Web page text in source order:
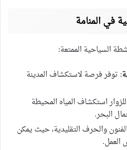
في المنامة
السياحية الممتعة:
: توفر فرصة لاستكشاف المدينة
استكشاف المياه المحيطة
البحر.
والحرف التقليدية، حيث يمكن
العمل.